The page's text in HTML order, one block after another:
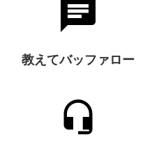
教えてバッファロー